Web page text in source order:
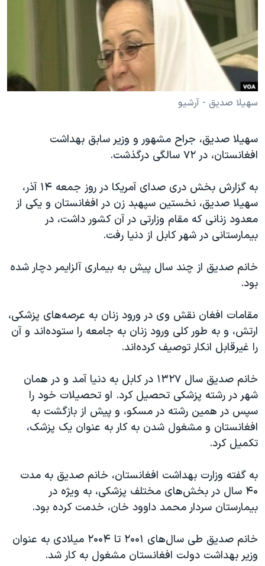
فرهنگ و زندگی
حقوق شهروندی
اقتصادی
علم و فناوری
اسرائیل در جنگ
آرشیو پخش زنده
انتخابات ریاست جمهوری آمریکا ۲۰۲۴
حمله جمهوری اسلامی به اسرائیل
رمز مهسا
ورزش زنان در ایران
مجموعه مستندهای دادخواهی
تریبونال مردمی آبان ۹۸
دادگاه حمید نوری
چهل سال گروگان‌گیری
قانون شفافیت دارائی کادر رهبری ایران
اسرائیل در جنگ
نرگس محمدی برنده جایزه نوبل صلح
همایش محافظه‌کاران آمریکا «سی‌پک»
صفحه‌های ویژه
سفر پرزیدنت ترامپ به چین
دنبال کنید
زبانهای مختلف
سهیلا صدیق - آرشیو
سهیلا صدیق، جراح مشهور و وزیر سابق بهداشت
افغانستان، در ۷۲ سالگی درگذشت.
به گزارش بخش دری صدای آمریکا در روز جمعه ۱۴ آذر،
سهیلا صدیق، نخستین سپهبد زن در افغانستان و یکی از
معدود زنانی که مقام وزارتی در آن کشور داشت، در
بیمارستانی در شهر کابل از دنیا رفت.
خانم صدیق از چند سال پیش به بیماری آلزایمر دچار شده
بود.
مقامات افغان نقش وی در ورود زنان به عرصه‌های پزشکی،
ارتش، و به طور کلی ورود زنان به جامعه را ستوده‌اند و آن
را غیرقابل انکار توصیف کرده‌اند.
خانم صدیق سال ۱۳۲۷ در کابل به دنیا آمد و در همان
شهر در رشته پزشکی تحصیل کرد. او تحصیلات خود را
سپس در همین رشته در مسکو، و پیش از بازگشت به
افغانستان و مشغول شدن به کار به عنوان یک پزشک،
تکمیل کرد.
به گفته وزارت بهداشت افغانستان، خانم صدیق به مدت
۴۰ سال در بخش‌های مختلف پزشکی، به ویژه در
بیمارستان سردار محمد داوود خان، خدمت کرده بود.
خانم صدیق طی سال‌های ۲۰۰۱ تا ۲۰۰۴ میلادی به عنوان
وزیر بهداشت دولت افغانستان مشغول به کار شد.